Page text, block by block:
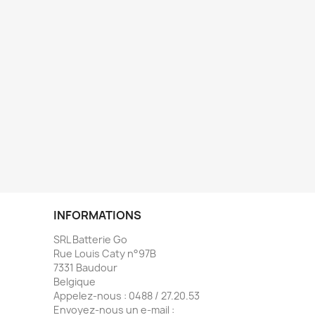
INFORMATIONS
SRL Batterie Go
Rue Louis Caty n°97B
7331 Baudour
Belgique
Appelez-nous : 0488 / 27.20.53
Envoyez-nous un e-mail :